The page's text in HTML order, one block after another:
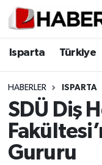
Isparta Türkiye
HABERLER ISPARTA
SDÜ Diş
Gururu
Isparta
Esnaf Diyor
ASAYİŞ
Isparta
Isparta Trafik
Süper Lig